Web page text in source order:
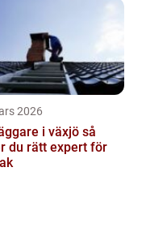
2026
i växjö så
du rätt expert för